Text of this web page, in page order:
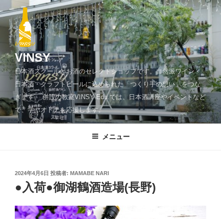
ン
ツ
へ
ッ
プ
VINSY
日本酒スクールとお酒のセレクトショップです。自然派ワイン・
日本酒・クラフトビールに込められた「つくり手の想い」をつな
ぎます。 併設の教室VINSY Edu.では、日本酒講座やイベントなど
で、学ぶオトナを応援します。
メニュー
投
日:
2024年4月6日 投稿者: MAMABE NARI
●入荷●御湖鶴酒造場(長野)